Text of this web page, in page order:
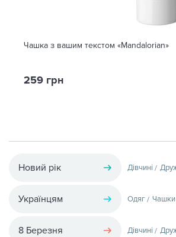
Чашка з вашим текстом «Mandalorian»
259 грн
Новий рік Дівчині
Українцям Одяг Чашки
8 Березня Дівчині